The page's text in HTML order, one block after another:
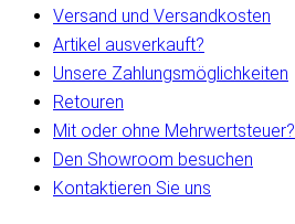
Versand und Versandkosten
Artikel ausverkauft?
Unsere Zahlungsmöglichkeiten
Retouren
Mit oder ohne Mehrwertsteuer?
Den Showroom besuchen
Kontaktieren Sie uns